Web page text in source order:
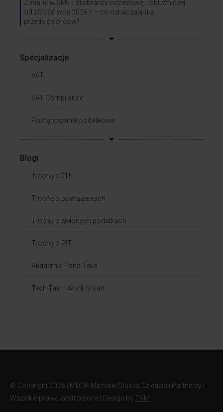
Zmiany w SENT dla branży odzieżowej i obuwniczej
od 20 czerwca 2026 r. – co oznaczają dla
przedsiębiorców?
Specjalizacje
VAT
VAT Compliance
Postępowania podatkowe
Blogi
Trochę o CIT
Trochę o powiązaniach​
Trochę o zielonych podatkach
Trochę o PIT
Akademia Pana Taxa
Tech Tax – Work Smart
© Copyright 2026 | MDDP Michalik Dłuska Dziedzic i Partnerzy |
Wszelkie prawa zastrzeżone | Design by TKM